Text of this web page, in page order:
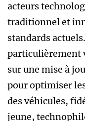
acteurs
traditionnel et
standards
particulièrement
sur une mise à
pour optimiser
des véhicules,
jeune,